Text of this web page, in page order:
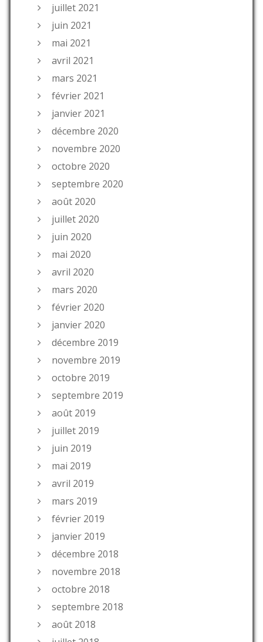
juillet 2021
juin 2021
mai 2021
avril 2021
mars 2021
février 2021
janvier 2021
décembre 2020
novembre 2020
octobre 2020
septembre 2020
août 2020
juillet 2020
juin 2020
mai 2020
avril 2020
mars 2020
février 2020
janvier 2020
décembre 2019
novembre 2019
octobre 2019
septembre 2019
août 2019
juillet 2019
juin 2019
mai 2019
avril 2019
mars 2019
février 2019
janvier 2019
décembre 2018
novembre 2018
octobre 2018
septembre 2018
août 2018